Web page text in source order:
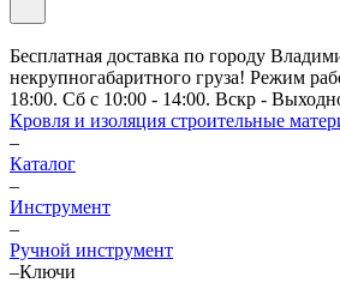
Бесплатная доставка по городу
некрупногабаритного груза! Режим
18:00. Сб с 10:00 - 14:00. Вскр -
Кровля и изоляция строительные
–
Каталог
–
Инструмент
–
Ручной инструмент
–Ключи